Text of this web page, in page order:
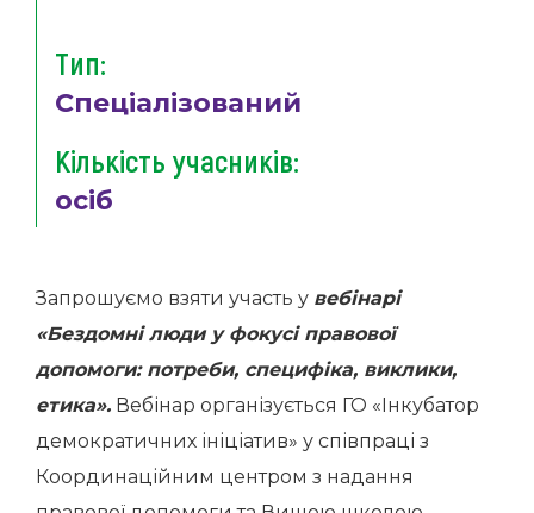
Тип:
Спеціалізований
Кількість учасників:
осіб
Запрошуємо взяти участь у вебінарі
«Бездомні люди у фокусі правової
допомоги: потреби, специфіка, виклики,
етика». Вебінар організується ГО «Інкубатор
демократичних ініціатив» у співпраці з
Координаційним центром з надання